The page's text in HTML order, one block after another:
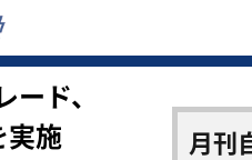
ド、
実施
月刊